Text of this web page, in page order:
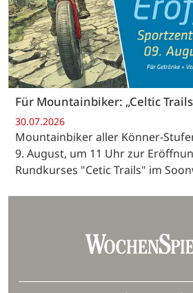
Für Mountainbiker: „Celtic
30.07.2026
Mountainbiker aller Könner-
9. August, um 11 Uhr zur
Rundkurses "Cetic Trails" im